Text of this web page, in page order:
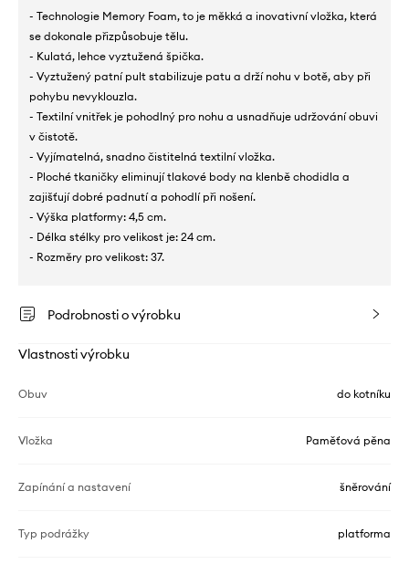
- Technologie Memory Foam, to je měkká a inovativní vložka, která
se dokonale přizpůsobuje tělu.
- Kulatá, lehce vyztužená špička.
- Vyztužený patní pult stabilizuje patu a drží nohu v botě, aby při
pohybu nevyklouzla.
- Textilní vnitřek je pohodlný pro nohu a usnadňuje udržování obuvi
v čistotě.
- Vyjímatelná, snadno čistitelná textilní vložka.
- Ploché tkaničky eliminují tlakové body na klenbě chodidla a
zajišťují dobré padnutí a pohodlí při nošení.
- Výška platformy: 4,5 cm.
- Délka stélky pro velikost je: 24 cm.
- Rozměry pro velikost: 37.
Podrobnosti o výrobku
Vlastnosti výrobku
Obuv do kotníku
Vložka Paměťová pěna
Zapínání a nastavení šněrování
Typ podrážky platforma